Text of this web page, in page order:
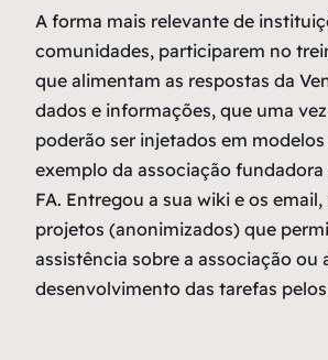
A forma mais relevante de
comunidades, participarem no
que alimentam as respostas da
dados e informações, que uma
poderão ser injetados em
exemplo da associação
FA. Entregou a sua wiki e os
projetos (anonimizados) que
assistência sobre a associação ou
desenvolvimento das tarefas